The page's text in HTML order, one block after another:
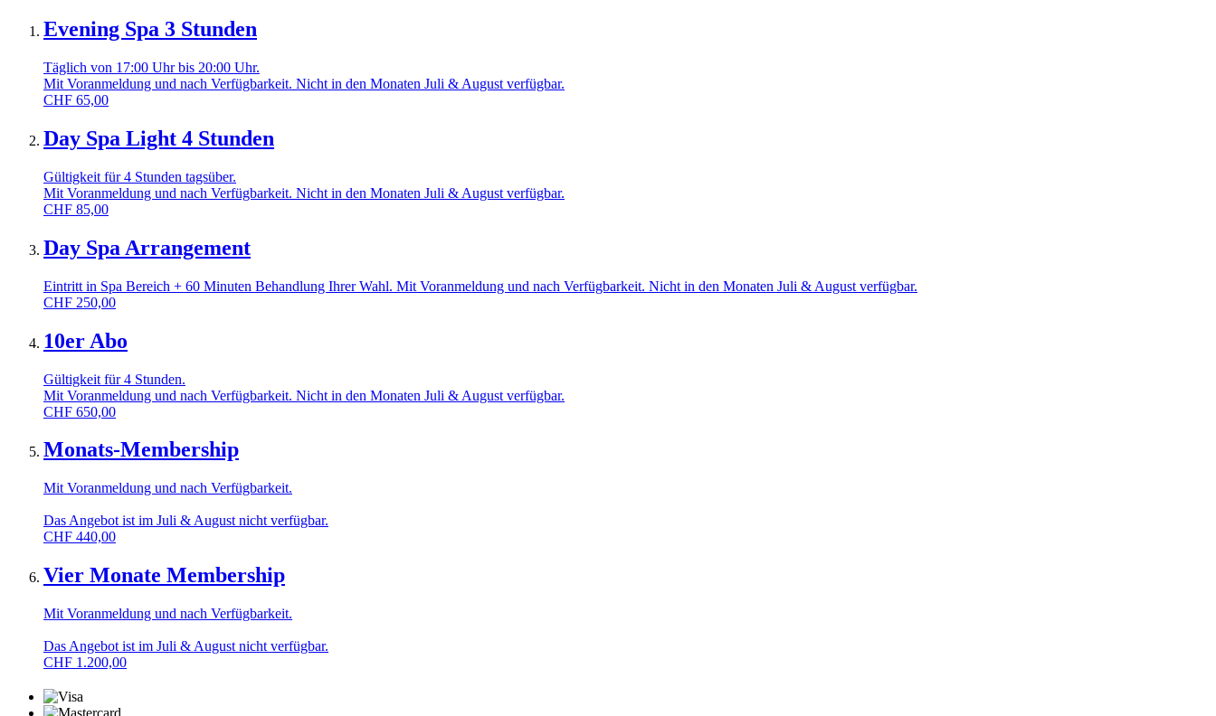
Evening Spa 3 Stunden
Täglich von 17:00 Uhr bis 20:00 Uhr.
Mit Voranmeldung und nach Verfügbarkeit. Nicht in den Monaten Juli & August verfügbar.
CHF 65,00
Day Spa Light 4 Stunden
Gültigkeit für 4 Stunden tagsüber.
Mit Voranmeldung und nach Verfügbarkeit. Nicht in den Monaten Juli & August verfügbar.
CHF 85,00
Day Spa Arrangement
Eintritt in Spa Bereich + 60 Minuten Behandlung Ihrer Wahl. Mit Voranmeldung und nach Verfügbarkeit. Nicht in den Monaten Juli & August verfügbar.
CHF 250,00
10er Abo
Gültigkeit für 4 Stunden.
Mit Voranmeldung und nach Verfügbarkeit. Nicht in den Monaten Juli & August verfügbar.
CHF 650,00
Monats-Membership
Mit Voranmeldung und nach Verfügbarkeit.
Das Angebot ist im Juli & August nicht verfügbar.
CHF 440,00
Vier Monate Membership
Mit Voranmeldung und nach Verfügbarkeit.
Das Angebot ist im Juli & August nicht verfügbar.
CHF 1.200,00